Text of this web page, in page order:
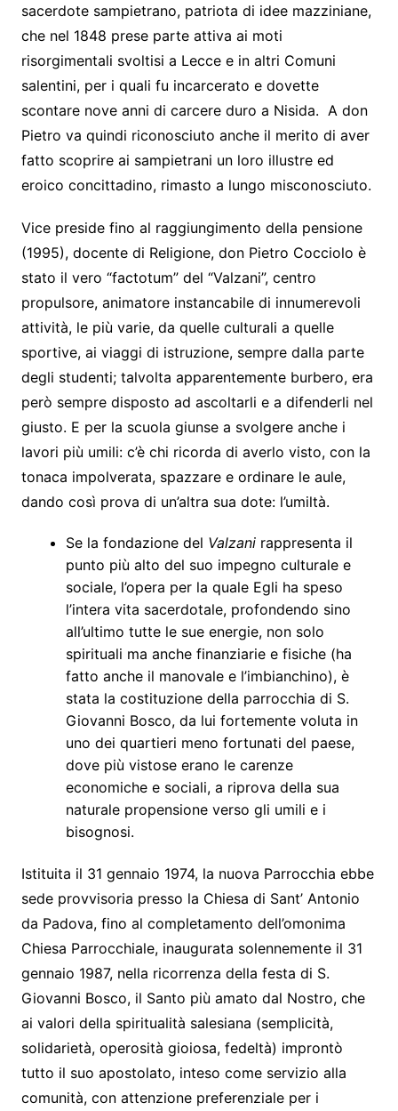
sacerdote sampietrano, patriota di idee mazziniane,
che nel 1848 prese parte attiva ai moti
risorgimentali svoltisi a Lecce e in altri Comuni
salentini, per i quali fu incarcerato e dovette
scontare nove anni di carcere duro a Nisida. A don
Pietro va quindi riconosciuto anche il merito di aver
fatto scoprire ai sampietrani un loro illustre ed
eroico concittadino, rimasto a lungo misconosciuto.
Vice preside fino al raggiungimento della pensione
(1995), docente di Religione, don Pietro Cocciolo è
stato il vero “factotum” del “Valzani”, centro
propulsore, animatore instancabile di innumerevoli
attività, le più varie, da quelle culturali a quelle
sportive, ai viaggi di istruzione, sempre dalla parte
degli studenti; talvolta apparentemente burbero, era
però sempre disposto ad ascoltarli e a difenderli nel
giusto. E per la scuola giunse a svolgere anche i
lavori più umili: c’è chi ricorda di averlo visto, con la
tonaca impolverata, spazzare e ordinare le aule,
dando così prova di un’altra sua dote: l’umiltà.
Se la fondazione del Valzani rappresenta il
punto più alto del suo impegno culturale e
sociale, l’opera per la quale Egli ha speso
l’intera vita sacerdotale, profondendo sino
all’ultimo tutte le sue energie, non solo
spirituali ma anche finanziarie e fisiche (ha
fatto anche il manovale e l’imbianchino), è
stata la costituzione della parrocchia di S.
Giovanni Bosco, da lui fortemente voluta in
uno dei quartieri meno fortunati del paese,
dove più vistose erano le carenze
economiche e sociali, a riprova della sua
naturale propensione verso gli umili e i
bisognosi.
Istituita il 31 gennaio 1974, la nuova Parrocchia ebbe
sede provvisoria presso la Chiesa di Sant’ Antonio
da Padova, fino al completamento dell’omonima
Chiesa Parrocchiale, inaugurata solennemente il 31
gennaio 1987, nella ricorrenza della festa di S.
Giovanni Bosco, il Santo più amato dal Nostro, che
ai valori della spiritualità salesiana (semplicità,
solidarietà, operosità gioiosa, fedeltà) improntò
tutto il suo apostolato, inteso come servizio alla
comunità, con attenzione preferenziale per i